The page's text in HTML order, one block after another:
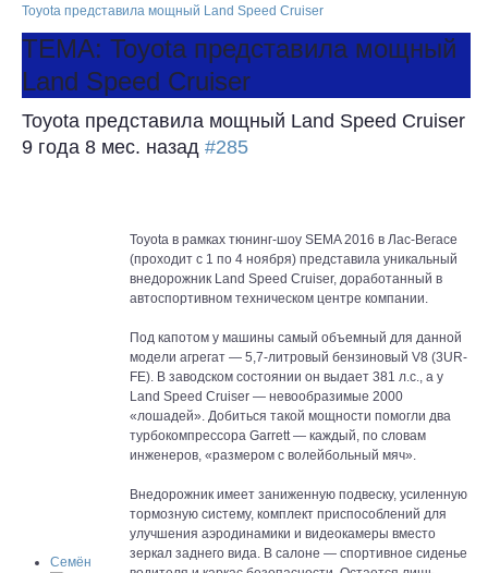
Toyota представила мощный Land Speed Cruiser
ТЕМА: Toyota представила мощный
Land Speed Cruiser
Toyota представила мощный Land Speed Cruiser
9 года 8 мес. назад #285
Семён
Toyota в рамках тюнинг-шоу SEMA 2016 в Лас-Вегасе
(проходит с 1 по 4 ноября) представила уникальный
внедорожник Land Speed Cruiser, доработанный в
автоспортивном техническом центре компании.
Под капотом у машины самый объемный для данной
модели агрегат — 5,7-литровый бензиновый V8 (3UR-
FE). В заводском состоянии он выдает 381 л.с., а у
Land Speed Cruiser — невообразимые 2000
«лошадей». Добиться такой мощности помогли два
турбокомпрессора Garrett — каждый, по словам
инженеров, «размером с волейбольный мяч».
Внедорожник имеет заниженную подвеску, усиленную
тормозную систему, комплект приспособлений для
улучшения аэродинамики и видеокамеры вместо
зеркал заднего вида. В салоне — спортивное сиденье